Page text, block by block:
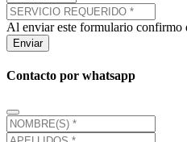
Al enviar este formulario confirmo
Enviar
Contacto por whatsapp